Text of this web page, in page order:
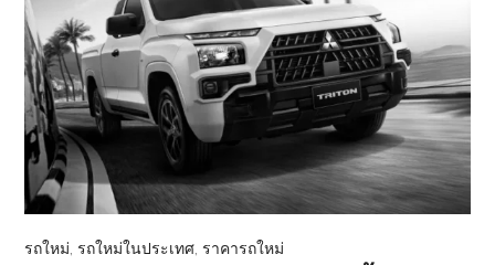
รถใหม่,รถใหม่ในประเทศ,ราคารถใหม่